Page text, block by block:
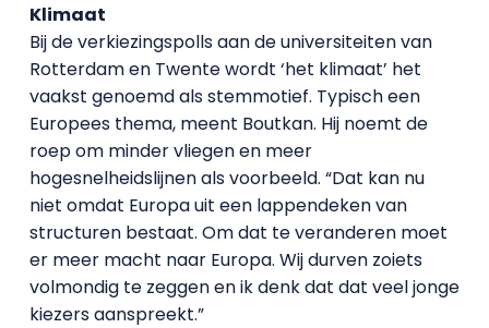
Klimaat
Bij de verkiezingspolls aan de universiteiten van
Rotterdam en Twente wordt ‘het klimaat’ het
vaakst genoemd als stemmotief. Typisch een
Europees thema, meent Boutkan. Hij noemt de
roep om minder vliegen en meer
hogesnelheidslijnen als voorbeeld. “Dat kan nu
niet omdat Europa uit een lappendeken van
structuren bestaat. Om dat te veranderen moet
er meer macht naar Europa. Wij durven zoiets
volmondig te zeggen en ik denk dat dat veel jonge
kiezers aanspreekt.”